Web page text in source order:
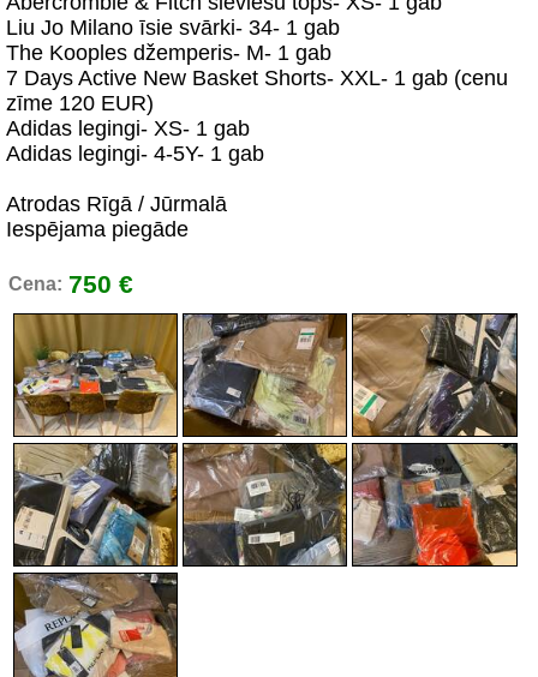
Liu Jo Milano īsie svārki- 34- 1 gab
The Kooples džemperis- M- 1 gab
7 Days Active New Basket Shorts- XXL- 1 gab (cenu
zīme 120 EUR)
Adidas legingi- XS- 1 gab
Adidas legingi- 4-5Y- 1 gab
Atrodas Rīgā / Jūrmalā
Iespējama piegāde
Cena: 750 €